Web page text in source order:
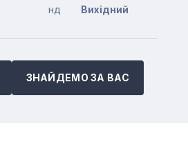
нд Вихідний
ЗНАЙДЕМО ЗА ВАС